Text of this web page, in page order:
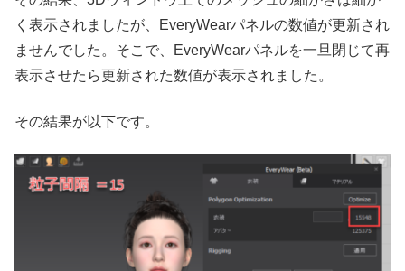
く表示されましたが、EveryWearパネルの数値が更新され
ませんでした。そこで、EveryWearパネルを一旦閉じて再
表示させたら更新された数値が表示されました。
その結果が以下です。